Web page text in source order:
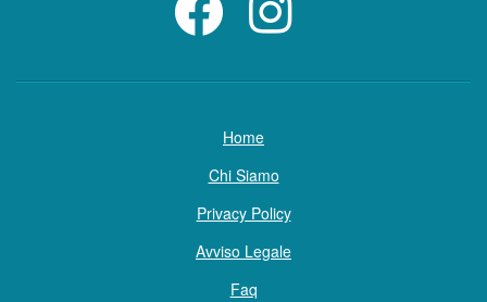
Home
Chi Siamo
Privacy Policy
Avviso Legale
Faq